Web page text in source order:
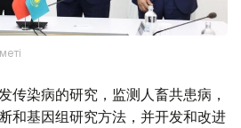
传染病的研究，监测人畜共患病，
和基因组研究方法，并开发和改进